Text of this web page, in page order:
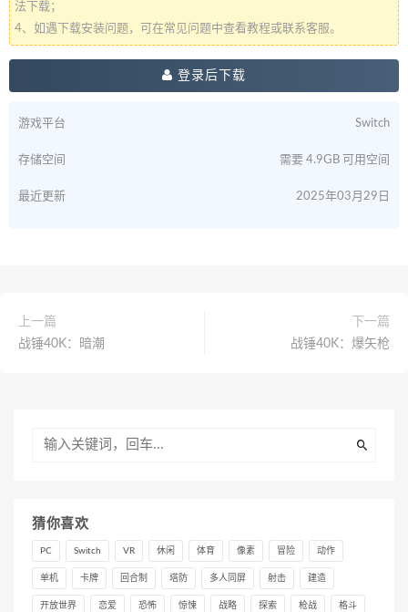
法下载；
4、如遇下载安装问题，可在常见问题中查看教程或联系客服。
登录后下载
游戏平台 Switch
存储空间 需要 4.9GB 可用空间
最近更新 2025年03月29日
上一篇
战锤40K：暗潮
下一篇
战锤40K：爆矢枪
猜你喜欢
PC Switch VR 休闲 体育 像素 冒险 动作
单机 卡牌 回合制 塔防 多人同屏 射击 建造
开放世界 恋爱 恐怖 惊悚 战略 探索 枪战 格斗